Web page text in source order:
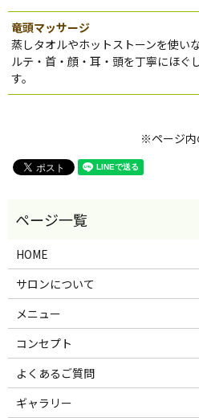
竜頭マッサージ
蒸しタオルやホットストーンを使い
ルテ・首・顔・耳・頭を丁寧にほぐ
す。
※ページ内
HOME
サロンについて
メニュー
コンセプト
よくあるご質問
ギャラリー